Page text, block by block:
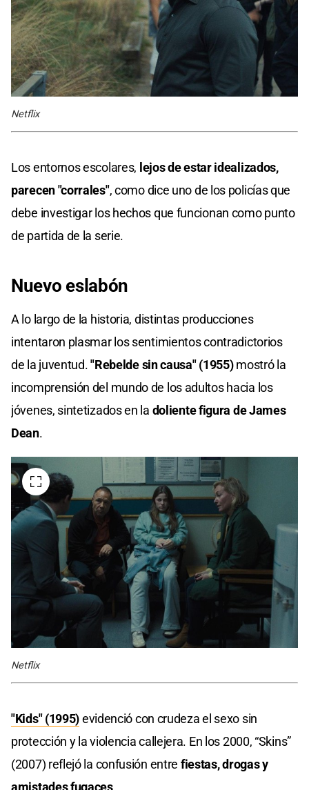
Netflix
Los entornos escolares, lejos de estar idealizados,
parecen "corrales", como dice uno de los policías que
debe investigar los hechos que funcionan como punto
de partida de la serie.
Nuevo eslabón
A lo largo de la historia, distintas producciones
intentaron plasmar los sentimientos contradictorios
de la juventud."Rebelde sin causa" (1955)mostró la
incomprensión del mundo de los adultos hacia los
jóvenes, sintetizados en la doliente figura de James
Dean.
Netflix
"Kids" (1995)evidenció con crudeza el sexo sin
protección y la violencia callejera. En los 2000, “Skins”
(2007) reflejó la confusión entre fiestas, drogas y
amistades fugaces.